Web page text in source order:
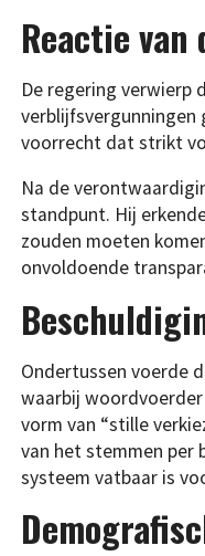
Reactie
De regering verwierp
verblijfsvergunningen
voorrecht dat strikt
Na de
standpunt. Hij
zouden moeten
onvoldoende
Ondertussen voerde
waarbij
vorm van “stille
van het stemmen per
systeem vatbaar is